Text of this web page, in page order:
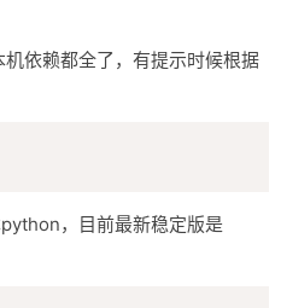
依赖都全了，有提示时候根据
，目前最新稳定版是